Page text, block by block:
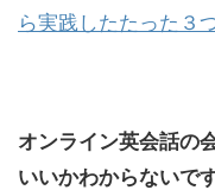
ら実践したたった３
オンライン英会話の
いいかわからないで